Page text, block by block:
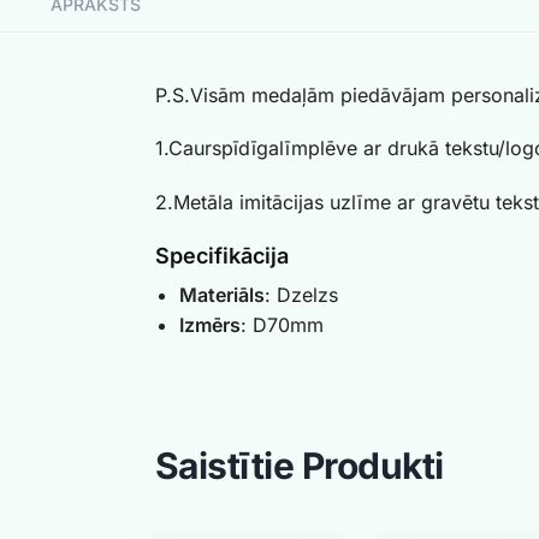
P.S.Visām medaļām piedāvājam
1.Caurspīdīgalīmplēve ar drukā tekstu/
2.Metāla imitācijas uzlīme ar gravētu
Specifikācija
Materiāls: Dzelzs
Izmērs: D70mm
Saistītie Produkti